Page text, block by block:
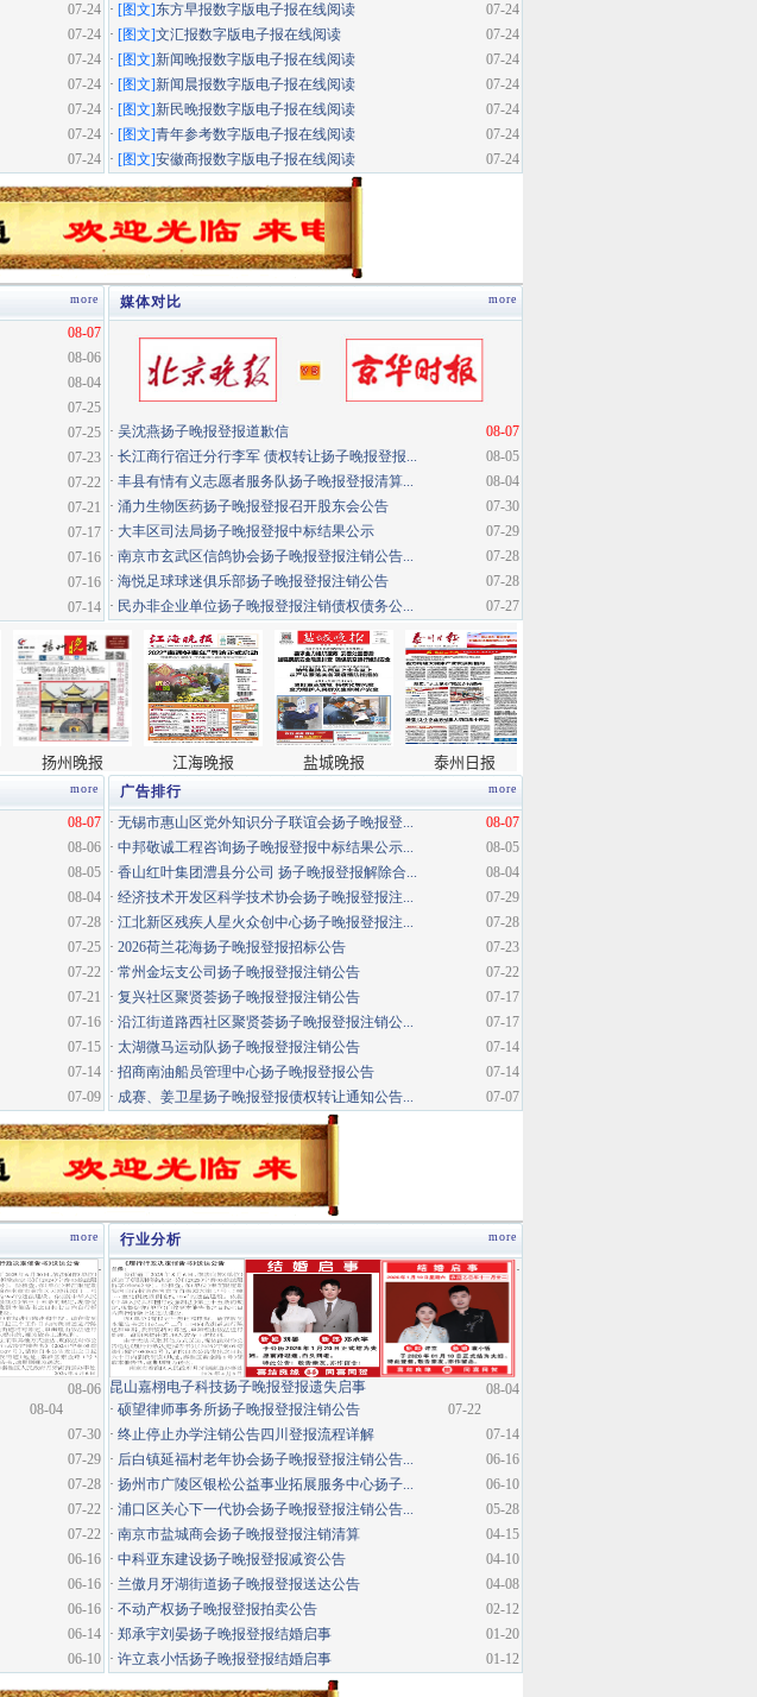
07-24
07-24
07-24
07-24
07-24
07-24
07-24
07-24
· [图文]东方早报数字版电子报在线阅读
07-24
· [图文]文汇报数字版电子报在线阅读
07-24
· [图文]新闻晚报数字版电子报在线阅读
07-24
· [图文]新闻晨报数字版电子报在线阅读
07-24
· [图文]新民晚报数字版电子报在线阅读
07-24
· [图文]青年参考数字版电子报在线阅读
07-24
· [图文]安徽商报数字版电子报在线阅读
more more
媒体对比
08-07
08-06
08-04
07-25
07-25
07-23
07-22
07-21
07-17
07-16
07-16
07-14
08-07
· 吴沈燕扬子晚报登报道歉信
08-05
· 长江商行宿迁分行李军 债权转让扬子晚报登报...
08-04
· 丰县有情有义志愿者服务队扬子晚报登报清算...
07-30
· 涌力生物医药扬子晚报登报召开股东会公告
07-29
· 大丰区司法局扬子晚报登报中标结果公示
07-28
· 南京市玄武区信鸽协会扬子晚报登报注销公告...
07-28
· 海悦足球球迷俱乐部扬子晚报登报注销公告
07-27
· 民办非企业单位扬子晚报登报注销债权债务公...
more more
广告排行
08-07
08-06
08-05
08-04
07-28
07-25
07-22
07-21
07-16
07-15
07-14
07-09
08-07
· 无锡市惠山区党外知识分子联谊会扬子晚报登...
08-05
· 中邦敬诚工程咨询扬子晚报登报中标结果公示...
08-04
· 香山红叶集团澧县分公司 扬子晚报登报解除合...
07-29
· 经济技术开发区科学技术协会扬子晚报登报注...
07-28
· 江北新区残疾人星火众创中心扬子晚报登报注...
07-23
· 2026荷兰花海扬子晚报登报招标公告
07-22
· 常州金坛支公司扬子晚报登报注销公告
07-17
· 复兴社区聚贤荟扬子晚报登报注销公告
07-17
· 沿江街道路西社区聚贤荟扬子晚报登报注销公...
07-14
· 太湖微马运动队扬子晚报登报注销公告
07-14
· 招商南油船员管理中心扬子晚报登报公告
07-07
· 成赛、姜卫星扬子晚报登报债权转让通知公告...
more more
行业分析
08-06
·
08-04
07-30
07-29
07-28
07-22
07-22
06-16
06-16
06-16
06-14
06-10
08-04
·
昆山嘉栩电子科技扬子晚报登报遗失启事
07-22
· 硕望律师事务所扬子晚报登报注销公告
07-14
· 终止停止办学注销公告四川登报流程详解
06-16
· 后白镇延福村老年协会扬子晚报登报注销公告...
06-10
· 扬州市广陵区银松公益事业拓展服务中心扬子...
05-28
· 浦口区关心下一代协会扬子晚报登报注销公告...
04-15
· 南京市盐城商会扬子晚报登报注销清算
04-10
· 中科亚东建设扬子晚报登报减资公告
04-08
· 兰傲月牙湖街道扬子晚报登报送达公告
02-12
· 不动产权扬子晚报登报拍卖公告
01-20
· 郑承宇刘晏扬子晚报登报结婚启事
01-12
· 许立袁小恬扬子晚报登报结婚启事